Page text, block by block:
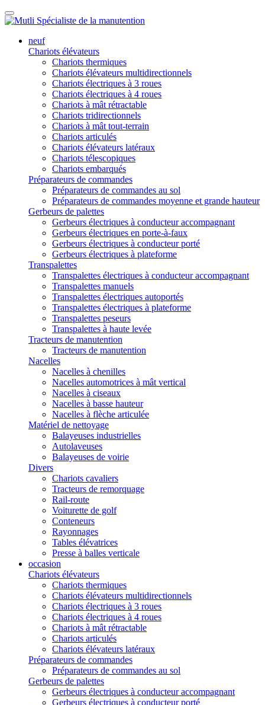
neuf
Chariots élévateurs
Chariots thermiques
Chariots élévateurs multidirectionnels
Chariots électriques à 3 roues
Chariots électriques à 4 roues
Chariots à mât rétractable
Chariots tridirectionnels
Chariots à mât tout-terrain
Chariots articulés
Chariots élévateurs latéraux
Chariots télescopiques
Chariots embarqués
Préparateurs de commandes
Préparateurs de commandes au sol
Préparateurs de commandes moyenne et grande hauteur
Gerbeurs de palettes
Gerbeurs électriques à conducteur accompagnant
Gerbeurs électriques en porte-à-faux
Gerbeurs électriques à conducteur porté
Gerbeurs électriques à plateforme
Transpalettes
Transpalettes électriques à conducteur accompagnant
Transpalettes manuels
Transpalettes électriques autoportés
Transpalettes électriques à plateforme
Transpalettes peseurs
Transpalettes à haute levée
Tracteurs de manutention
Tracteurs de manutention
Nacelles
Nacelles à chenilles
Nacelles automotrices à mât vertical
Nacelles à ciseaux
Nacelles à basse hauteur
Nacelles à flèche articulée
Matériel de nettoyage
Balayeuses industrielles
Autolaveuses
Balayeuses de voirie
Divers
Chariots cavaliers
Tracteurs de remorquage
Rail-route
Voiturette de golf
Conteneurs
Rayonnages
Tables élévatrices
Presse à balles verticale
occasion
Chariots élévateurs
Chariots thermiques
Chariots élévateurs multidirectionnels
Chariots électriques à 3 roues
Chariots électriques à 4 roues
Chariots à mât rétractable
Chariots articulés
Chariots élévateurs latéraux
Préparateurs de commandes
Préparateurs de commandes au sol
Gerbeurs de palettes
Gerbeurs électriques à conducteur accompagnant
Gerbeurs électriques à conducteur porté